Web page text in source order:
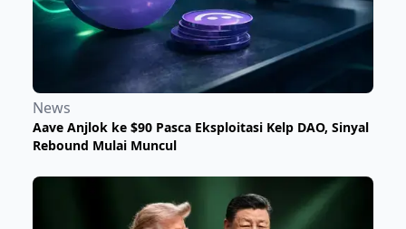
News
Aave Anjlok ke $90 Pasca Eksploitasi Kelp DAO, Sinyal
Rebound Mulai Muncul